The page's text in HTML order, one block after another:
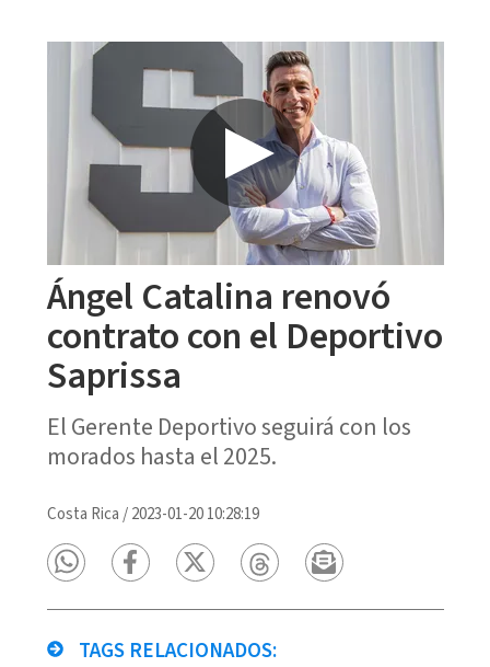
Ángel Catalina renovó
contrato con el Deportivo
Saprissa
El Gerente Deportivo seguirá con los
morados hasta el 2025.
Costa Rica /2023-01-20 10:28:19
TAGS RELACIONADOS: